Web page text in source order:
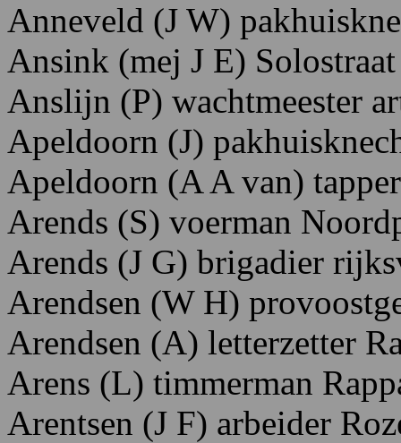
Anneveld (J W)
Ansink (mej J E)
Anslijn (P) wachtmeester
Apeldoorn (J)
Apeldoorn (A A van)
Arends (S) voerman
Arends (J G) brigadier
Arendsen (W H)
Arendsen (A) letterzetter
Arens (L) timmerman
Arentsen (J F) arbeider